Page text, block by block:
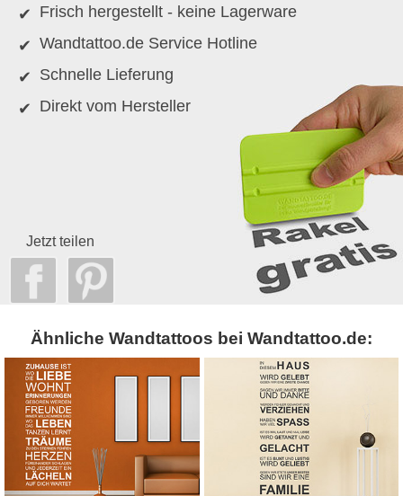
Frisch hergestellt - keine Lagerware
Wandtattoo.de Service Hotline
Schnelle Lieferung
Direkt vom Hersteller
Jetzt teilen
Ähnliche Wandtattoos bei Wandtattoo.de: